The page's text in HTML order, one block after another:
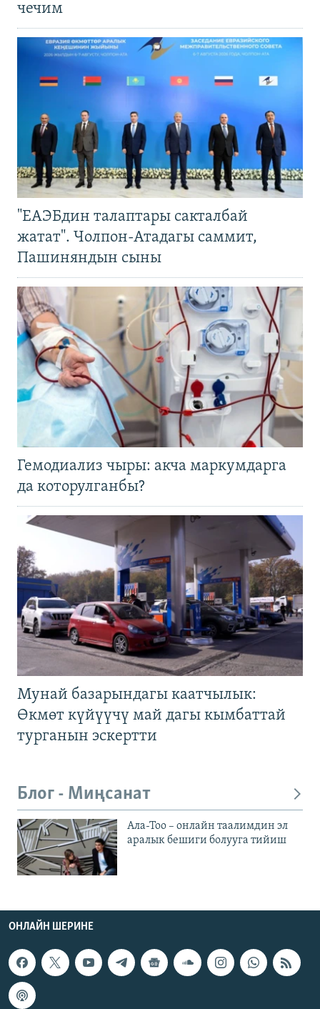
чечим
"ЕАЭБдин талаптары сакталбай
жатат". Чолпон-Атадагы саммит,
Пашиняндын сыны
Гемодиализ чыры: акча маркумдарга
да которулганбы?
Мунай базарындагы каатчылык:
Өкмөт күйүүчү май дагы кымбаттай
турганын эскертти
Блог - Миңсанат
Ала-Тоо – онлайн таалимдин эл
аралык бешиги болууга тийиш
ОНЛАЙН ШЕРИНЕ